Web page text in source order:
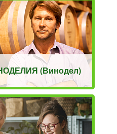
(Винодел)